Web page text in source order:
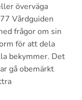
överväga
Vårdguiden
frågor om sin
för att dela
bekymmer. Det
gå obemärkt